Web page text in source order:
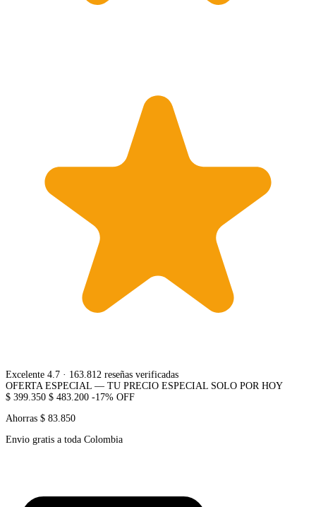
Excelente 4.7 · 163.812 reseñas verificadas
OFERTA ESPECIAL — TU PRECIO ESPECIAL SOLO POR HOY
$ 399.350 $ 483.200 -17% OFF
Ahorras $ 83.850
Envio gratis a toda Colombia